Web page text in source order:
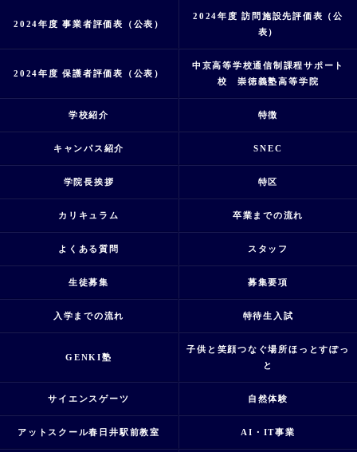
2024年度 事業者評価表（公表）
2024年度 訪問施設先評価表（公
表）
2024年度 保護者評価表（公表）
中京高等学校通信制課程サポート
校 崇徳義塾高等学院
学校紹介 特徴
キャンパス紹介 SNEC
学院長挨拶 特区
カリキュラム 卒業までの流れ
よくある質問 スタッフ
生徒募集 募集要項
入学までの流れ 特待生入試
GENKI塾
子供と笑顔つなぐ場所ほっとすぽっ
と
サイエンスゲーツ 自然体験
アットスクール春日井駅前教室 AI・IT事業